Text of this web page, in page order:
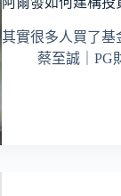
其實很多人買了
蔡至誠｜PG